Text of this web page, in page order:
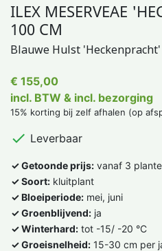
ILEX MESERVEAE
100 CM
Blauwe Hulst 'Heckenpracht'
€ 155,00
incl. BTW & incl. bezorging
15% korting bij zelf afhalen (op
 Leverbaar
✓ Getoonde prijs: vanaf 3
✓ Soort: kluitplant
✓ Bloeiperiode: mei, juni
✓ Groenblijvend: ja
✓ Winterhard: tot -15/ -20 °C
✓ Groeisnelheid: 15-30 cm per